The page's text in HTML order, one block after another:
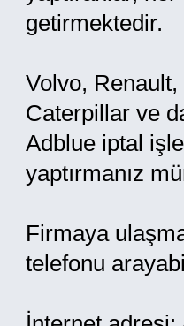
getirmektedir.
Volvo,
Caterpillar ve
Adblue iptal
yaptırmanız
Firmaya
telefonu